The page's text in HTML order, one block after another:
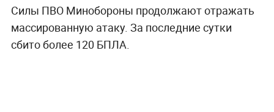
Силы ПВО Минобороны продолжают отражать
массированную атаку. За последние сутки
сбито более 120 БПЛА.